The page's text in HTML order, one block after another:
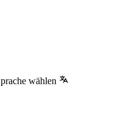
wählen